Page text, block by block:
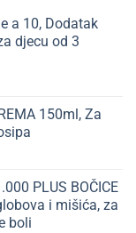
a 10, Dodatak
djecu od 3
150ml, Za
PLUS BOČICE
i mišića, za
boli